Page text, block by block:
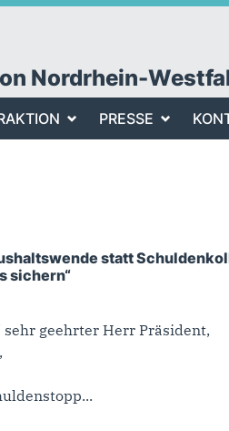
Nordrhein-
PRESSE
statt
sichern“
geehrter Herr Präsident,